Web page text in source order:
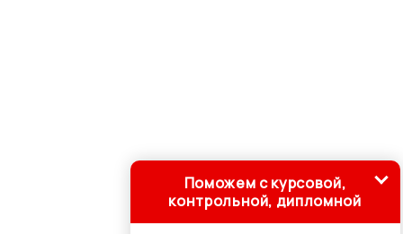
Поможем с курсовой,
контрольной, дипломной